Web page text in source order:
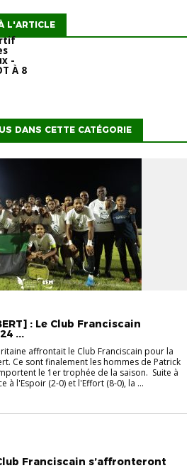
L'ARTICLE
-
À 8
DANS CETTE CATÉGORIE
: Le Club Franciscain
...
affrontait le Club Franciscain pour la
Ce sont finalement les hommes de Patrick
le 1er trophée de la saison. Suite à
à l'Espoir (2-0) et l'Effort (8-0), la ...
Franciscain s’affronteront